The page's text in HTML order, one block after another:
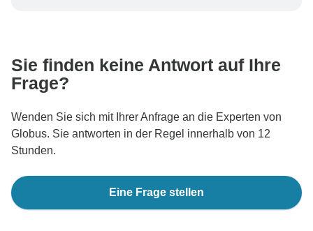
Sie finden keine Antwort auf Ihre
Frage?
Wenden Sie sich mit Ihrer Anfrage an die Experten von
Globus. Sie antworten in der Regel innerhalb von 12
Stunden.
Eine Frage stellen